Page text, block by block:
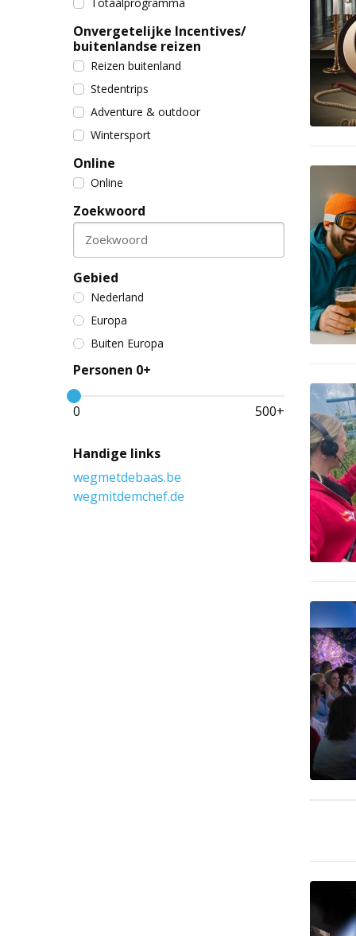
Onvergetelijke Incentives/
buitenlandse reizen
Reizen buitenland
Stedentrips
Adventure & outdoor
Wintersport
Online
Online
Zoekwoord
Zoekwoord
Gebied
Nederland
Europa
Buiten Europa
Personen 0+
0 500+
Handige links
wegmetdebaas.be
wegmitdemchef.de